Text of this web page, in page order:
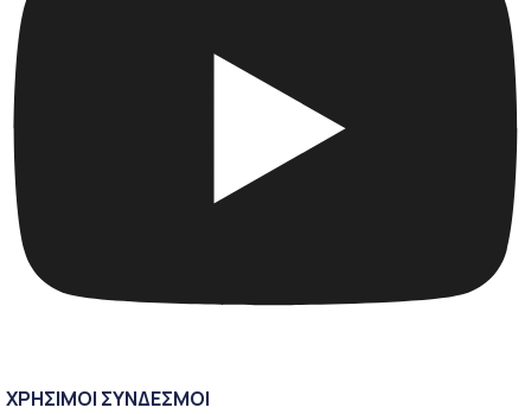
ΧΡΗΣΙΜΟΙ ΣΥΝΔΕΣΜΟΙ